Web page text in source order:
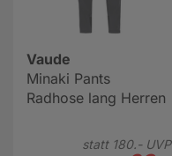
Vaude
Minaki Pants
Radhose lang Herren
statt 180.-UVP